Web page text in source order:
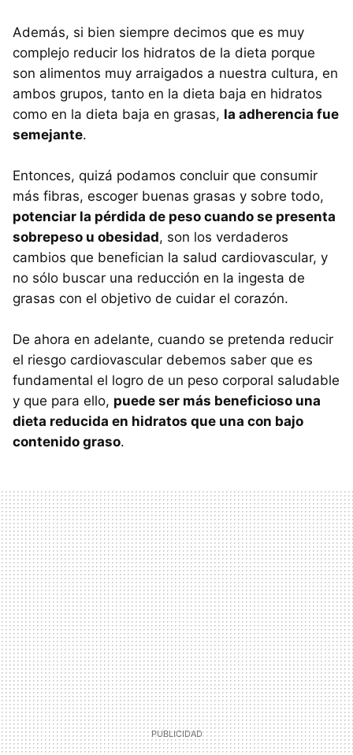
Además, si bien siempre decimos que es muy
complejo reducir los hidratos de la dieta porque
son alimentos muy arraigados a nuestra cultura, en
ambos grupos, tanto en la dieta baja en hidratos
como en la dieta baja en grasas, la adherencia fue
semejante.
Entonces, quizá podamos concluir que consumir
más fibras, escoger buenas grasas y sobre todo,
potenciar la pérdida de peso cuando se presenta
sobrepeso u obesidad, son los verdaderos
cambios que benefician la salud cardiovascular, y
no sólo buscar una reducción en la ingesta de
grasas con el objetivo de cuidar el corazón.
De ahora en adelante, cuando se pretenda reducir
el riesgo cardiovascular debemos saber que es
fundamental el logro de un peso corporal saludable
y que para ello, puede ser más beneficioso una
dieta reducida en hidratos que una con bajo
contenido graso.